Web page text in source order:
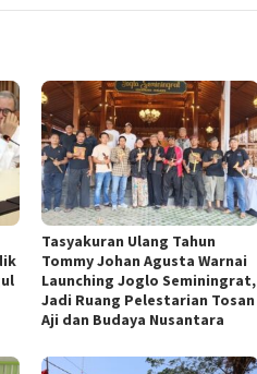
Tasyakuran Ulang Tahun
Tommy Johan Agusta Warnai
Launching Joglo Seminingrat,
Jadi Ruang Pelestarian Tosan
Aji dan Budaya Nusantara